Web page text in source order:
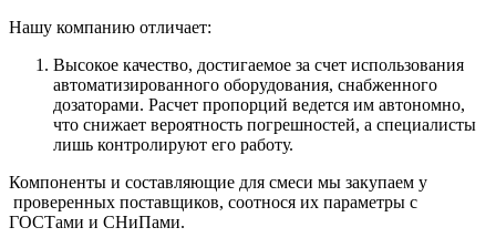
Нашу компанию отличает:
Высокое качество, достигаемое за счет использования
автоматизированного оборудования, снабженного
дозаторами. Расчет пропорций ведется им автономно,
что снижает вероятность погрешностей, а специалисты
лишь контролируют его работу.
Компоненты и составляющие для смеси мы закупаем у
проверенных поставщиков, соотнося их параметры с
ГОСТами и СНиПами.